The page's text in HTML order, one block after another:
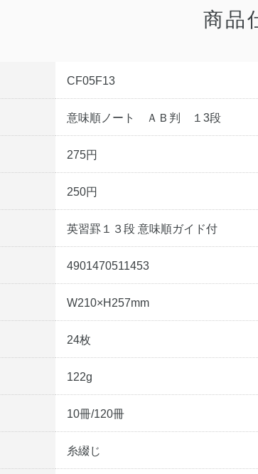
商品
CF05F13
意味順ノート ＡＢ判 １3段
275円
250円
英習罫１３段 意味順ガイド付
4901470511453
W210×H257mm
24枚
122g
10冊/120冊
糸綴じ